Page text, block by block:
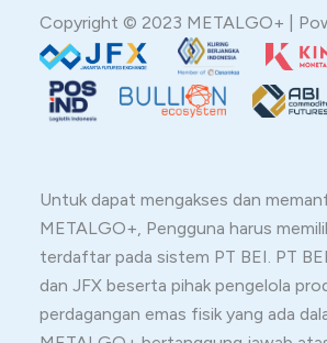
Copyright © 2023 METALGO+ |
Untuk dapat mengakses dan
METALGO+, Pengguna harus
terdaftar pada sistem PT BEI. PT
dan JFX beserta pihak pengelola
perdagangan emas fisik yang ada